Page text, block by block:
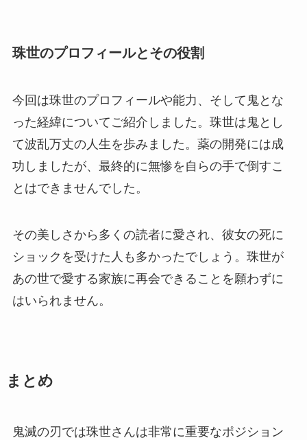
珠世のプロフィールとその役割
今回は珠世のプロフィールや能力、そして鬼とな
った経緯についてご紹介しました。珠世は鬼とし
て波乱万丈の人生を歩みました。薬の開発には成
功しましたが、最終的に無惨を自らの手で倒すこ
とはできませんでした。
その美しさから多くの読者に愛され、彼女の死に
ショックを受けた人も多かったでしょう。珠世が
あの世で愛する家族に再会できることを願わずに
はいられません。
まとめ
鬼滅の刃では珠世さんは非常に重要なポジション